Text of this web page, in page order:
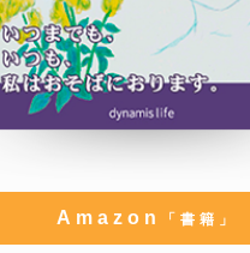
Amazon 「書籍」